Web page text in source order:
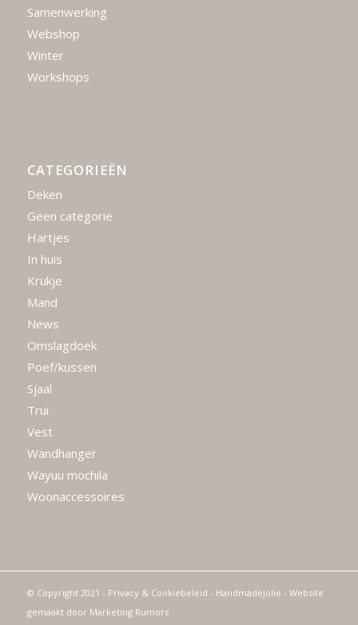
Samenwerking
Webshop
Winter
Workshops
CATEGORIEËN
Deken
Geen categorie
Hartjes
In huis
Krukje
Mand
News
Omslagdoek
Poef/kussen
Sjaal
Trui
Vest
Wandhanger
Wayuu mochila
Woonaccessoires
© Copyright 2021 - Privacy & Cookiebeleid - Handmadejolie - Website
gemaakt door Marketing Rumors